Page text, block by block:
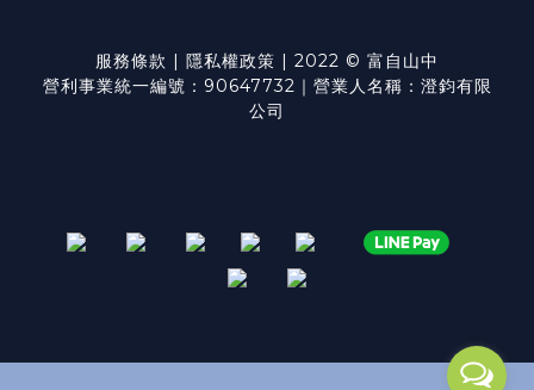
服務條款 | 隱私權政策 | 2022 © 富自山中
營利事業統一編號：90647732｜營業人名稱：澄鈞有限
公司